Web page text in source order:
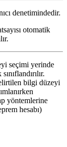
denetimindedir.
otomatik
seçimi yerinde
bilgi düzeyi
yöntemlerine
hesabı)